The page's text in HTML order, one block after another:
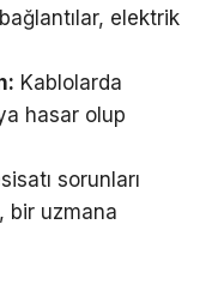
elektrik
Kablolarda
hasar olup
sorunları
bir uzmana